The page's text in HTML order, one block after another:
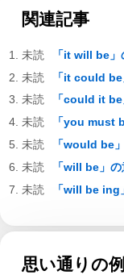
関連記事
「it will be
「it could
「could it
「you must
「would be
「will be」
「will be ing
思い通りの